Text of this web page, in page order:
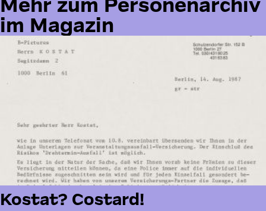
zum
Personenarchiv
im
Magazin
im Magazin
Kostat? Costard!